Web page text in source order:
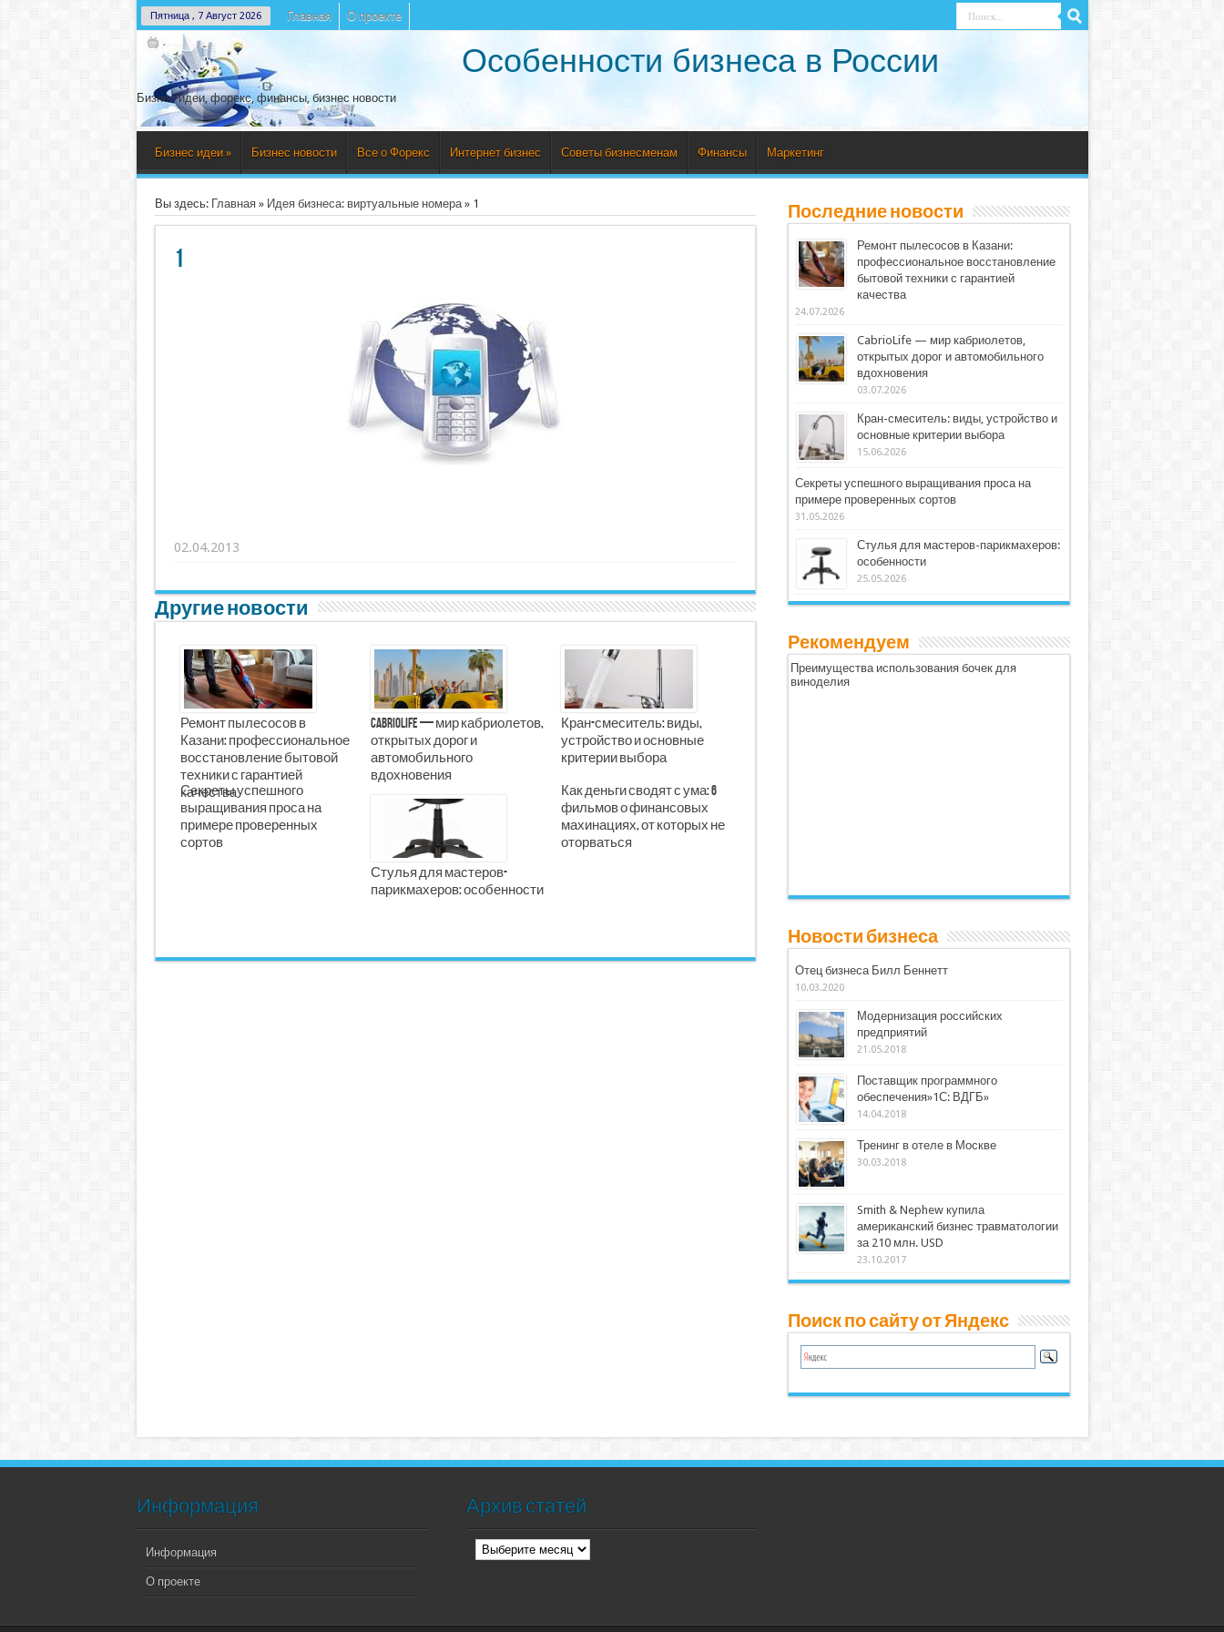
Пятница , 7 Август 2026 Главная О проекте
Особенности бизнеса в России
Бизнес идеи, форекс, финансы, бизнес новости
Бизнес идеи » Бизнес новости Все о Форекс Интернет бизнес Советы бизнесменам Финансы Маркетинг
Вы здесь: Главная» Идея бизнеса: виртуальные номера» 1
1
02.04.2013
Другие новости
Ремонт пылесосов в
Казани: профессиональное
восстановление бытовой
техники с гарантией
качества
CabrioLife — мир кабриолетов,
открытых дорог и
автомобильного
вдохновения
Кран-смеситель: виды,
устройство и основные
критерии выбора
Секреты успешного
выращивания проса на
примере проверенных
сортов
Стулья для мастеров-
парикмахеров: особенности
Как деньги сводят с ума: 6
фильмов о финансовых
махинациях, от которых не
оторваться
Последние новости
Ремонт пылесосов в Казани:
профессиональное восстановление
бытовой техники с гарантией
качества
24.07.2026
CabrioLife — мир кабриолетов,
открытых дорог и автомобильного
вдохновения
03.07.2026
Кран-смеситель: виды, устройство и
основные критерии выбора
15.06.2026
Секреты успешного выращивания проса на
примере проверенных сортов
31.05.2026
Стулья для мастеров-парикмахеров:
особенности
25.05.2026
Рекомендуем
Преимущества использования бочек для
виноделия
Новости бизнеса
Отец бизнеса Билл Беннетт
10.03.2020
Модернизация российских
предприятий
21.05.2018
Поставщик программного
обеспечения»1С: ВДГБ»
14.04.2018
Тренинг в отеле в Москве
30.03.2018
Smith & Nephew купила
американский бизнес травматологии
за 210 млн. USD
23.10.2017
Поиск по сайту от Яндекс
Информация
Информация
О проекте
Архив статей
Архив
статей